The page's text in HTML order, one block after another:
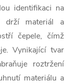
identifikaci na
drží materiál a
čepele, čímž
Vynikající tvar
roztržení
materiálu a